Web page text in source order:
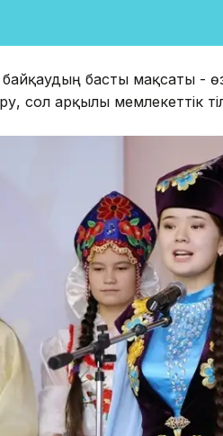
байқаудың басты мақсаты -
сол арқылы мемлекеттік